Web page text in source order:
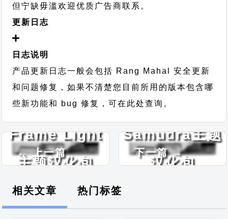
但宁缺毋滥欢迎优质广告商联系。
更新日志
日志说明
产品更新日志一般会包括 Rang Mahal 安全更新
和问题修复，如果不清楚您目前所用的版本包含哪
些新功能和 bug 修复，可在此处查询。
← 上一篇
Frame Light
主题汉化包
下一篇 →
Samudra主题
汉化包
相关文章 热门标签